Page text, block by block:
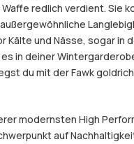
redlich verdient. Sie
Kälte und Nässe, sogar in
in deiner
du mit der Fawk
modernsten High
auf